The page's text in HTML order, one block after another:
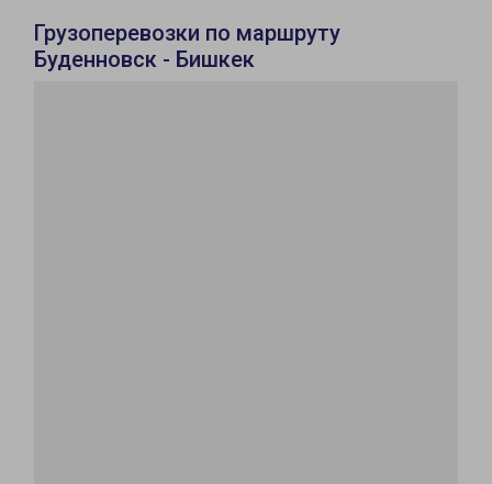
Грузоперевозки по маршруту
Буденновск - Бишкек